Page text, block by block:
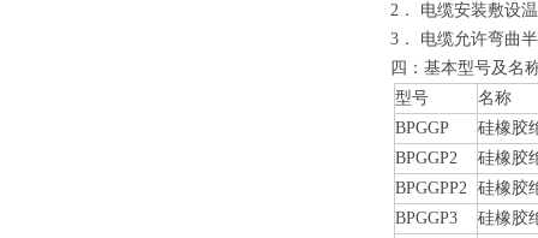
2． 电缆安装敷设
3． 电缆允许弯曲
四：基本型号及名
型号
名称
BPGGP
硅橡胶
BPGGP2
硅橡胶
BPGGPP2
硅橡胶
BPGGP3
硅橡胶